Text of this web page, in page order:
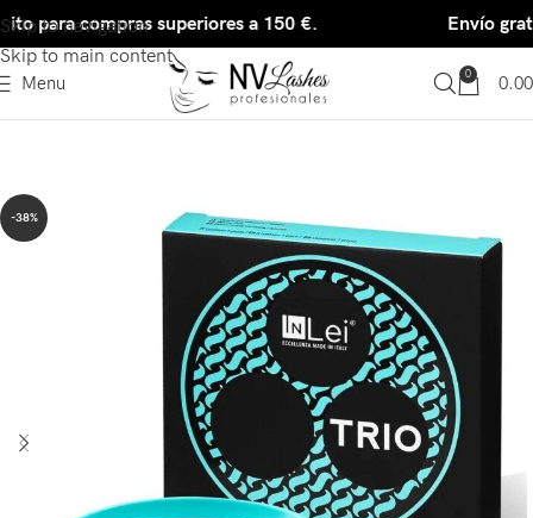
Skip to navigation
Skip to main content
para compras superiores a 150 €. Envío
Menu 0 0.00
-38%